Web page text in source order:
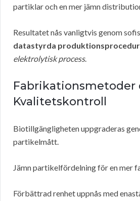
partiklar och en mer jämn
Resultatet nås vanligtvis genom
datastyrda
elektrolytisk process.
Fabrikationsmetoder
Kvalitetskontroll
Biotillgängligheten uppgraderas
partikelmått.
Jämn partikelfördelning för en mer
Förbättrad renhet uppnås med